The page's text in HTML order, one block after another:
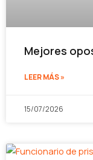
Mejores
LEER MÁS »
15/07/2026